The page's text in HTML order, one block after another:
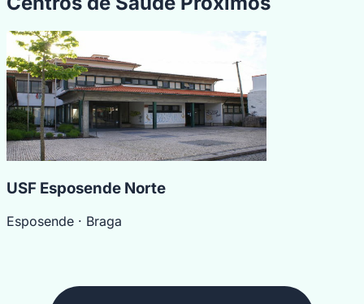
USF Esposende Norte
Esposende · Braga